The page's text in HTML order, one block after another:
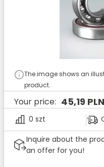
The image shows an
product.
Your price: 45,19 PLN
0 szt
Inquire about the
an offer for you!